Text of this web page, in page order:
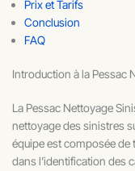
Prix et Tarifs
Conclusion
FAQ
Introduction à la Pessac
La Pessac Nettoyage
nettoyage des sinistres
équipe est composée
dans l’identification des